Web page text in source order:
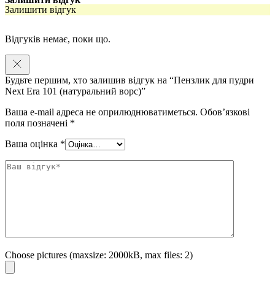
Ворс делікатно ковзає по шкірі, не подразнює її та забезпечує
максимально природний результат.
Легке та рівномірне нанесення
Пензлик набирає оптимальну кількість продукту та розподіляє його
тонким шаром без плям і надлишку.
Природний фініш
Ідеально підходить для тих, хто любить ефект «розмитої» шкіри без
перевантаження макіяжем.
Універсальність
Окрім пудри, чудово працює з бронзером та іншими сухими
обличчя.
Як доглядати
Залишити відгук
Відгуків немає, поки що.
Будьте першим, хто залишив відгук на “Пензлик для пудри
Next Era 101 (натуральний ворс)”
Ваша e-mail адреса не оприлюднюватиметься. Обов’язкові
поля позначені *
Ваша оцінка *
Choose pictures (maxsize: 2000kB, max files: 2)